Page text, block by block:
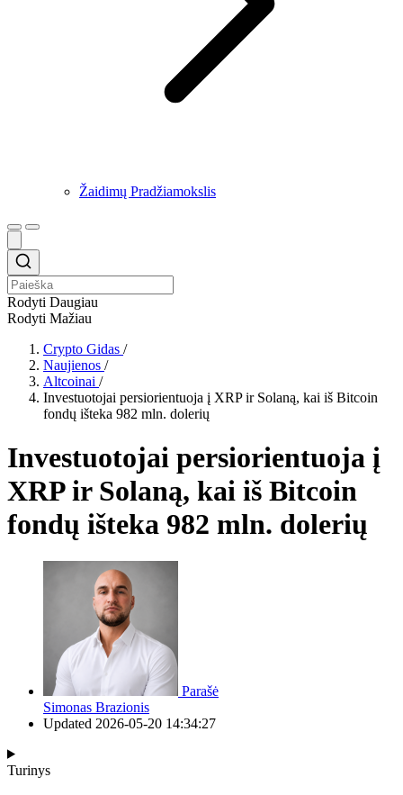
Žaidimų Pradžiamokslis
Rodyti Daugiau
Rodyti Mažiau
Crypto Gidas /
Naujienos /
Altcoinai /
Investuotojai persiorientuoja į XRP ir Solaną, kai iš Bitcoin
fondų išteka 982 mln. dolerių
Investuotojai persiorientuoja į
XRP ir Solaną, kai iš Bitcoin
fondų išteka 982 mln. dolerių
Parašė
Simonas Brazionis
Updated 2026-05-20 14:34:27
Turinys